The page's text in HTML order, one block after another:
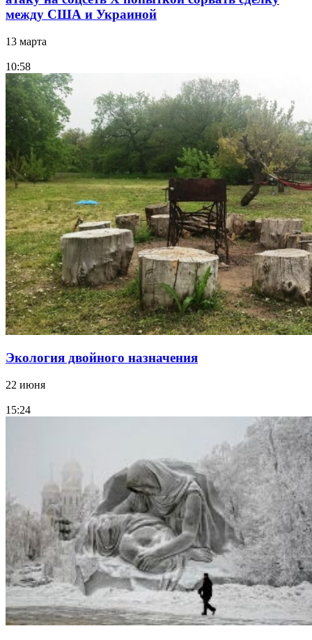
между США и Украиной
13 марта
10:58
Экология двойного назначения
22 июня
15:24